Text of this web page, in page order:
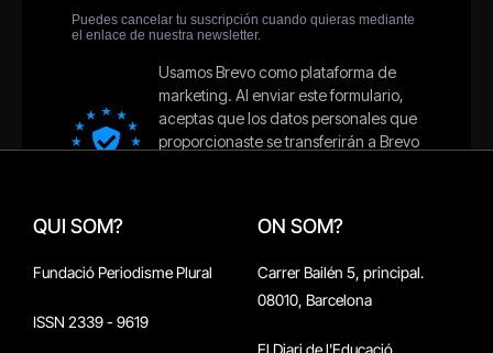
QUI SOM?
Fundació Periodisme Plural
ISSN 2339 - 9619
ON SOM?
Carrer Bailén 5, principal.
08010, Barcelona
El Diari de l'Educació